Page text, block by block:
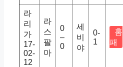
라
리
가
17-
02-
12
라
스
팔
마
0
–
0
세
비
야
0-
1
홈
패